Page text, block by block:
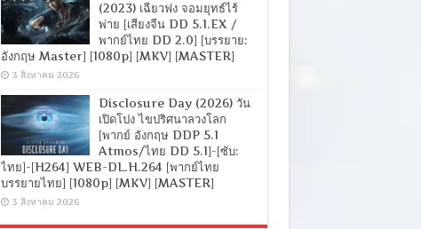
(2023) เฉียวฟง จอมยุทธ์ไร้
พ่าย [เสียงจีน DD 5.1.EX /
พากย์ไทย DD 2.0] [บรรยาย:
อังกฤษ Master] [1080p] [MKV] [MASTER]
3 สิงหาคม 2026
Disclosure Day (2026) วัน
เปิดโปง ไขปริศนาลวงโลก
[พากย์ อังกฤษ DDP 5.1
Atmos/ไทย DD 5.1]-[ซับ:
ไทย]-[H264] WEB-DL.H.264 [พากย์ไทย
บรรยายไทย] [1080p] [MKV] [MASTER]
3 สิงหาคม 2026